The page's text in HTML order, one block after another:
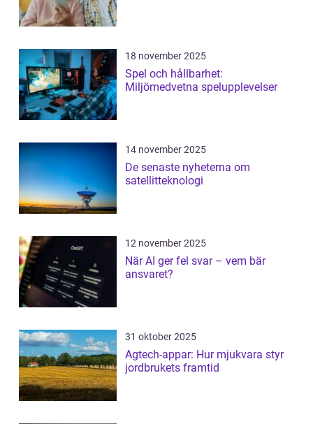
18 november 2025
Spel och hållbarhet:
Miljömedvetna spelupplevelser
14 november 2025
De senaste nyheterna om
satellitteknologi
12 november 2025
När AI ger fel svar – vem bär
ansvaret?
31 oktober 2025
Agtech-appar: Hur mjukvara styr
jordbrukets framtid